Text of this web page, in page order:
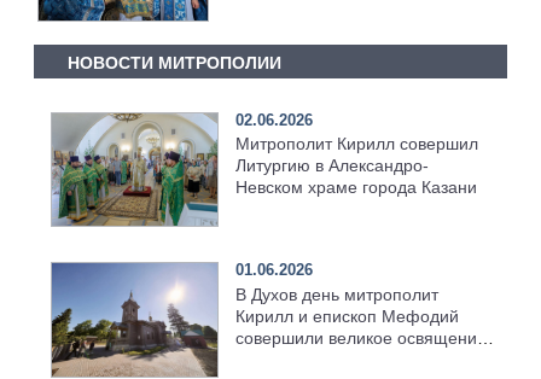
НОВОСТИ МИТРОПОЛИИ
02.06.2026
Митрополит Кирилл совершил
Литургию в Александро-
Невском храме города Казани
01.06.2026
В Духов день митрополит
Кирилл и епископ Мефодий
совершили великое освящение